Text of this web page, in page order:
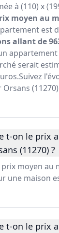
à (110) x
moyen au
est
allant de
appartement
serait
(11270)
t-on le prix
(11270) ?
moyen au
une maison
t-on le prix